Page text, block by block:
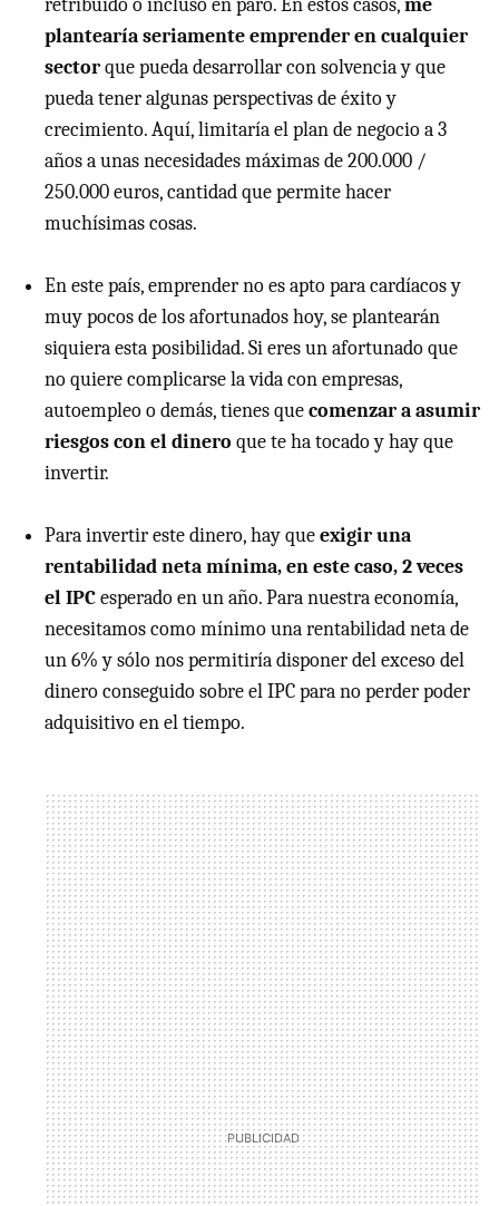
retribuido o incluso en paro. En estos casos,me
plantearía seriamente emprender en cualquier
sectorque pueda desarrollar con solvencia y que
pueda tener algunas perspectivas de éxito y
crecimiento. Aquí, limitaría el plan de negocio a 3
años a unas necesidades máximas de 200.000 /
250.000 euros, cantidad que permite hacer
muchísimas cosas.
En este país, emprender no es apto para cardíacos y
muy pocos de los afortunados hoy, se plantearán
siquiera esta posibilidad. Si eres un afortunado que
no quiere complicarse la vida con empresas,
autoempleo o demás, tienes quecomenzar a asumir
riesgos con el dinero que te ha tocado y hay que
invertir.
Para invertir este dinero, hay queexigir una
rentabilidad neta mínima, en este caso, 2 veces
el IPCesperado en un año. Para nuestra economía,
necesitamos como mínimo una rentabilidad neta de
un 6% y sólo nos permitiría disponer del exceso del
dinero conseguido sobre elIPCpara no perder poder
adquisitivo en el tiempo.